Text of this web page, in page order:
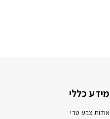
מידע כללי
אודות צבע טרי